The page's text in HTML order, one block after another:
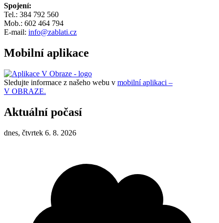
Spojení:
Tel.: 384 792 560
Mob.: 602 464 794
E-mail: info@zablati.cz
Mobilní aplikace
Sledujte informace z našeho webu v mobilní aplikaci –
V OBRAZE.
Aktuální počasí
dnes, čtvrtek 6. 8. 2026